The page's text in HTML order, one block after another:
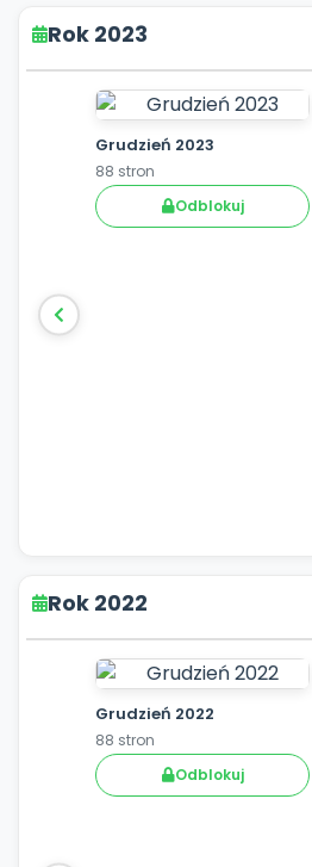
Rok 2023
Grudzień 2023
88 stron
Odblokuj
Rok 2022
Grudzień 2022
88 stron
Odblokuj